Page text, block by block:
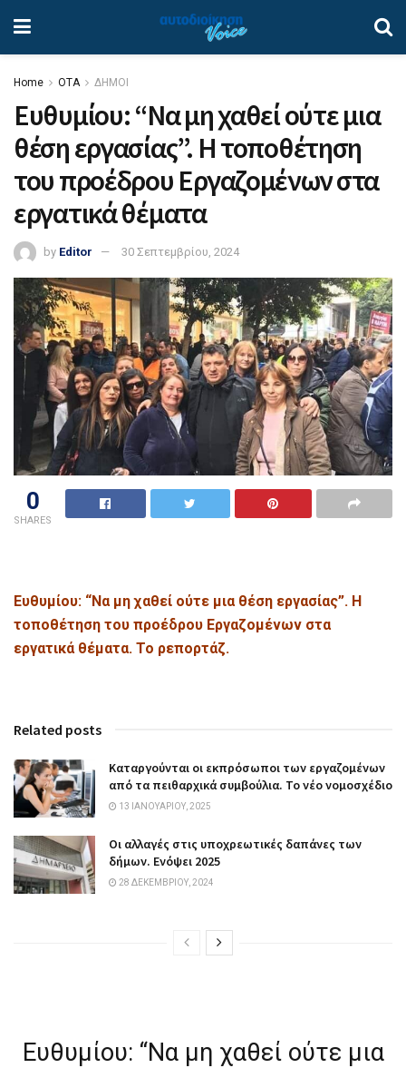
Home ΟΤΑ ΔΗΜΟΙ
Ευθυμίου: “Να μη χαθεί ούτε μια
θέση εργασίας”. Η τοποθέτηση
του προέδρου Εργαζομένων στα
εργατικά θέματα
by Editor 30 Σεπτεμβρίου, 2024
0
SHARES
Ευθυμίου: “Να μη χαθεί ούτε μια θέση εργασίας”. Η
τοποθέτηση του προέδρου Εργαζομένων στα
εργατικά θέματα. Το ρεπορτάζ.
Related posts
Καταργούνται οι εκπρόσωποι των εργαζομένων
από τα πειθαρχικά συμβούλια. Το νέο νομοσχέδιο
13 ΙΑΝΟΥΑΡΊΟΥ, 2025
Οι αλλαγές στις υποχρεωτικές δαπάνες των
δήμων. Ενόψει 2025
28 ΔΕΚΕΜΒΡΊΟΥ, 2024
Ευθυμίου: “Να μη χαθεί ούτε μια